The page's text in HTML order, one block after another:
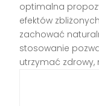
optimalna
efektów
zachować
stosowanie
utrzymać zdrowy,